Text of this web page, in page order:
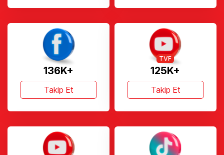
136K+
Takip Et
125K+
TVF
Takip Et